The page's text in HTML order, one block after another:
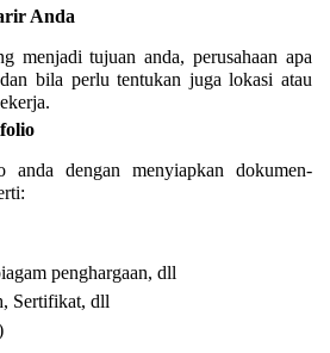
Anda
menjadi tujuan anda, perusahaan apa
bila perlu tentukan juga lokasi atau
anda dengan menyiapkan dokumen-
penghargaan, dll
Sertifikat, dll